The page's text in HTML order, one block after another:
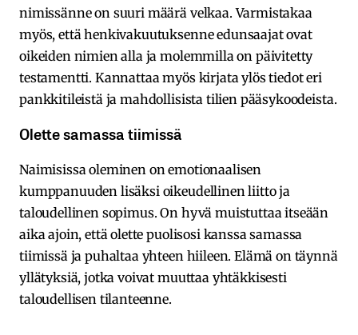
nimissänne on suuri määrä velkaa. Varmistakaa
myös, että henkivakuutuksenne edunsaajat ovat
oikeiden nimien alla ja molemmilla on päivitetty
testamentti. Kannattaa myös kirjata ylös tiedot eri
pankkitileistä ja mahdollisista tilien pääsykoodeista.
Olette samassa tiimissä
Naimisissa oleminen on emotionaalisen
kumppanuuden lisäksi oikeudellinen liitto ja
taloudellinen sopimus. On hyvä muistuttaa itseään
aika ajoin, että olette puolisosi kanssa samassa
tiimissä ja puhaltaa yhteen hiileen. Elämä on täynnä
yllätyksiä, jotka voivat muuttaa yhtäkkisesti
taloudellisen tilanteenne.